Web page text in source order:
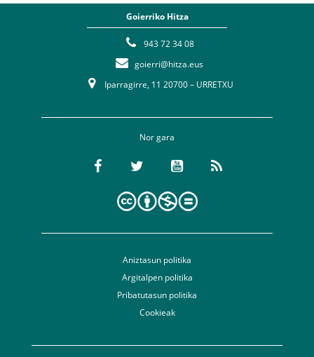
Goierriko Hitza
943 72 34 08
goierri@hitza.eus
Iparragirre, 11 20700 – URRETXU
Nor gara
Aniztasun politika
Argitalpen politika
Pribatutasun politika
Cookieak